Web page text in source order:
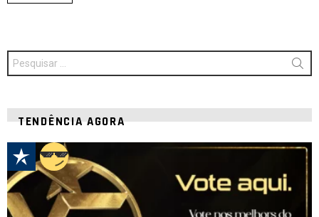
Procurar
por:
TENDÊNCIA AGORA